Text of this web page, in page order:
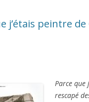
j’étais peintre
Parce que
rescapé